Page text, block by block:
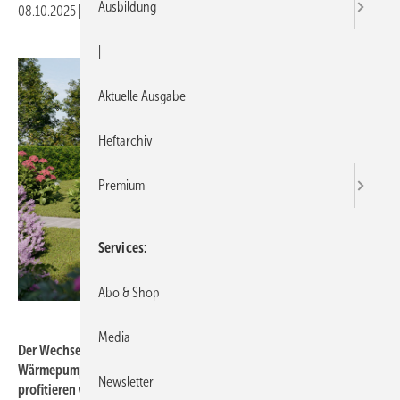
08.10.2025 Druckvorschau
Der Wechsel der alten Heizungsanlage gegen eine moderne
Wärmepumpe wird derzeit stark subventioniert: Sanierer
profitieren von zinsgünstigen Krediten und hohen Fördersummen
Ausbildung
Aktuelle Ausgabe
Heftarchiv
Premium
Services
Abo & Shop
Media
Newsletter